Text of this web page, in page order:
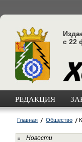
с 22
РЕДАКЦИЯ
Главная Общество
Новости